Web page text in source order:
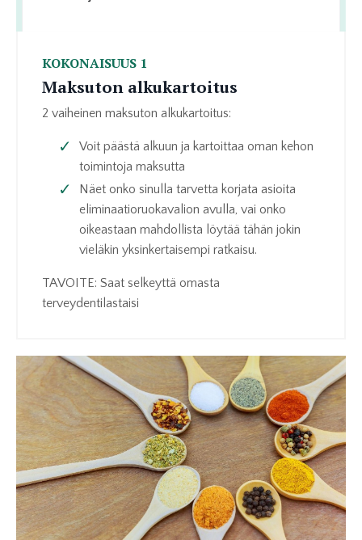
KOKONAISUUS 1
Maksuton alkukartoitus
2 vaiheinen maksuton alkukartoitus:
Voit päästä alkuun ja kartoittaa oman kehon
toimintoja maksutta
Näet onko sinulla tarvetta korjata asioita
eliminaatioruokavalion avulla, vai onko
oikeastaan mahdollista löytää tähän jokin
vieläkin yksinkertaisempi ratkaisu.
TAVOITE: Saat selkeyttä omasta
terveydentilastaisi